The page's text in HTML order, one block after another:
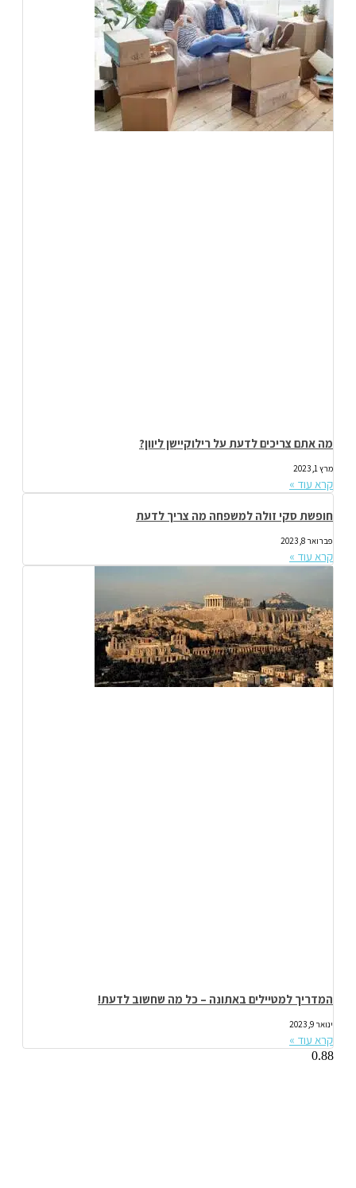
מה אתם צריכים לדעת על רילוקיישן ליוון?
מרץ 1, 2023
קרא עוד »
חופשת סקי זולה למשפחה מה צריך לדעת
פברואר 8, 2023
קרא עוד »
המדריך למטיילים באתונה – כל מה שחשוב לדעת!
ינואר 9, 2023
קרא עוד »